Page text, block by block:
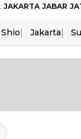
JAKARTA JABAR
Shio Jakarta